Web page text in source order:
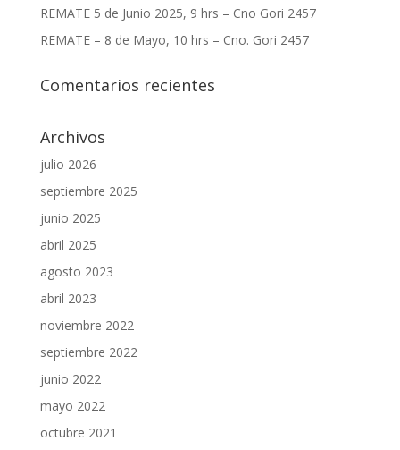
REMATE 5 de Junio 2025, 9 hrs – Cno Gori 2457
REMATE – 8 de Mayo, 10 hrs – Cno. Gori 2457
Comentarios recientes
Archivos
julio 2026
septiembre 2025
junio 2025
abril 2025
agosto 2023
abril 2023
noviembre 2022
septiembre 2022
junio 2022
mayo 2022
octubre 2021